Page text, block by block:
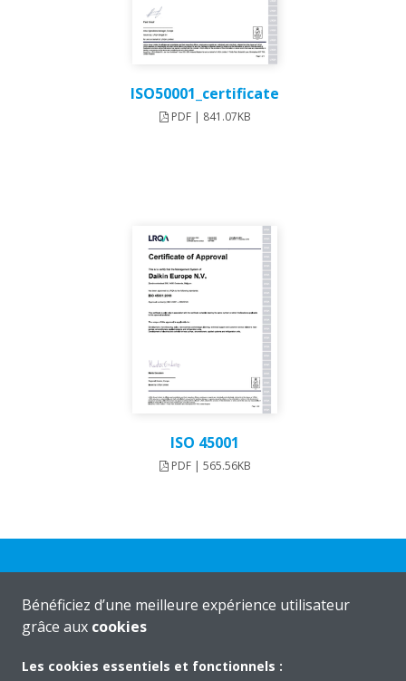
ISO50001_certificate
PDF | 841.07KB
ISO 45001
PDF | 565.56KB
Bénéficiez d’une meilleure expérience utilisateur
grâce aux cookies
Les cookies essentiels et fonctionnels :